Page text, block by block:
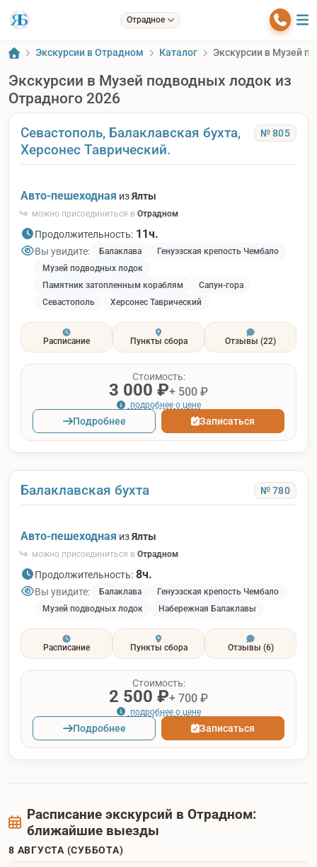
Отрадное
Экскурсии в Отрадном Каталог Экскурсии в Музей
Экскурсии в Музей подводных лодок из
Отрадного 2026
Севастополь, Балаклавская бухта,
Херсонес Таврический.
№ 805
Авто-пешеходная изЯлты
можно присоединиться в Отрадном
Продолжительность: 11ч.
Вы увидите: Балаклава
Генуэзская крепость Чембало
Музей подводных лодок
Памятник затопленным кораблям
Сапун-гора
Севастополь
Херсонес Таврический
Расписание Пункты сбора Отзывы (22)
Стоимость:
3 000 ₽+ 500 ₽
подробнее о цене
Подробнее Записаться
Балаклавская бухта № 780
Авто-пешеходная изЯлты
можно присоединиться в Отрадном
Продолжительность: 8ч.
Вы увидите: Балаклава
Генуэзская крепость Чембало
Музей подводных лодок
Набережная Балаклавы
Расписание Пункты сбора Отзывы (6)
Стоимость:
2 500 ₽+ 700 ₽
подробнее о цене
Подробнее Записаться
Расписание экскурсий в Отрадном:
ближайшие выезды
8 АВГУСТА (СУББОТА)